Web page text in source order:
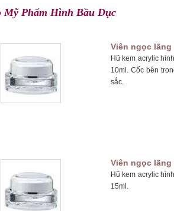
Mỹ Phẩm Hình Bầu Dục
Viên ngọc lãng
Hũ kem acrylic
10ml. Cốc bên
sắc.
Viên ngọc lãng
Hũ kem acrylic
15ml.